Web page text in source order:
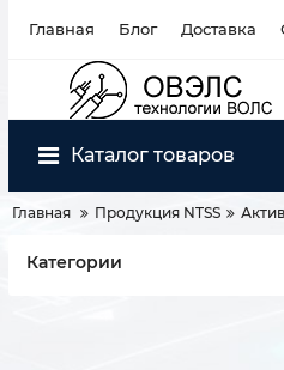
Главная Блог Доставка
Каталог товаров
Главная Продукция NTSS
Категории